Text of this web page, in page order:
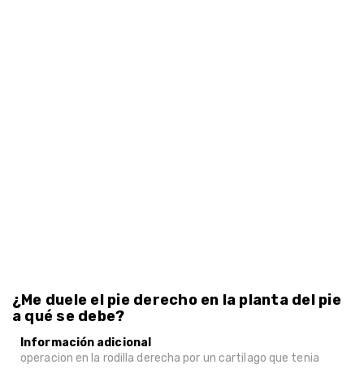
¿Me duele el pie derecho en la planta del pie
a qué se debe?
Información adicional
operacion en la rodilla derecha por un cartilago que tenia